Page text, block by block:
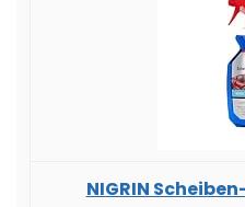
NIGRIN